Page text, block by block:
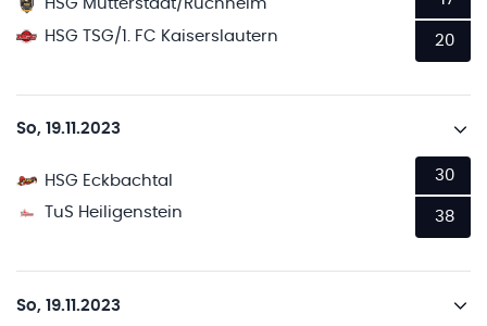
HSG Mutterstadt/Ruchheim
HSG TSG/1. FC Kaiserslautern
20
So, 19.11.2023
HSG Eckbachtal
TuS Heiligenstein
30
38
So, 19.11.2023